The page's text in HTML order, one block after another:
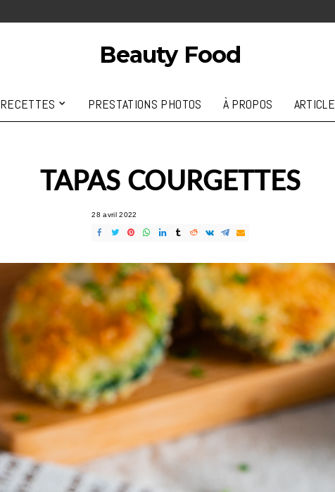
Beauty Food
RECETTES PRESTATIONS PHOTOS À PROPOS ARTICLE
TAPAS COURGETTES
28 avril 2022